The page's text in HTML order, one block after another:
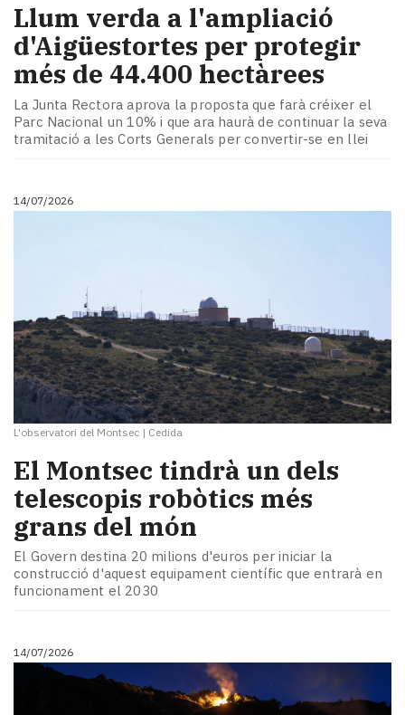
Llum verda a l'ampliació
d'Aigüestortes per protegir
més de 44.400 hectàrees
La Junta Rectora aprova la proposta que farà créixer el
Parc Nacional un 10% i que ara haurà de continuar la seva
tramitació a les Corts Generals per convertir-se en llei
14/07/2026
L'observatori del Montsec | Cedida
El Montsec tindrà un dels
telescopis robòtics més
grans del món
El Govern destina 20 milions d'euros per iniciar la
construcció d'aquest equipament científic que entrarà en
funcionament el 2030
14/07/2026